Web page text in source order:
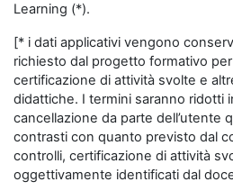
Learning (*).
[* i dati applicativi vengono
richiesto dal progetto formativo
certificazione di attività svolte e
didattiche. I termini saranno ridotti
cancellazione da parte dell’utente
contrasti con quanto previsto dal
controlli, certificazione di attività
oggettivamente identificati dal